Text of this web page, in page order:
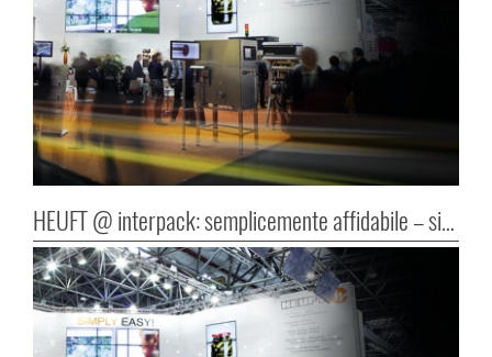
HEUFT @ interpack: semplicemente affidabile – sicuramente semplice